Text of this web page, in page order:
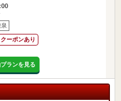
泉
クーポンあり
ランを見る